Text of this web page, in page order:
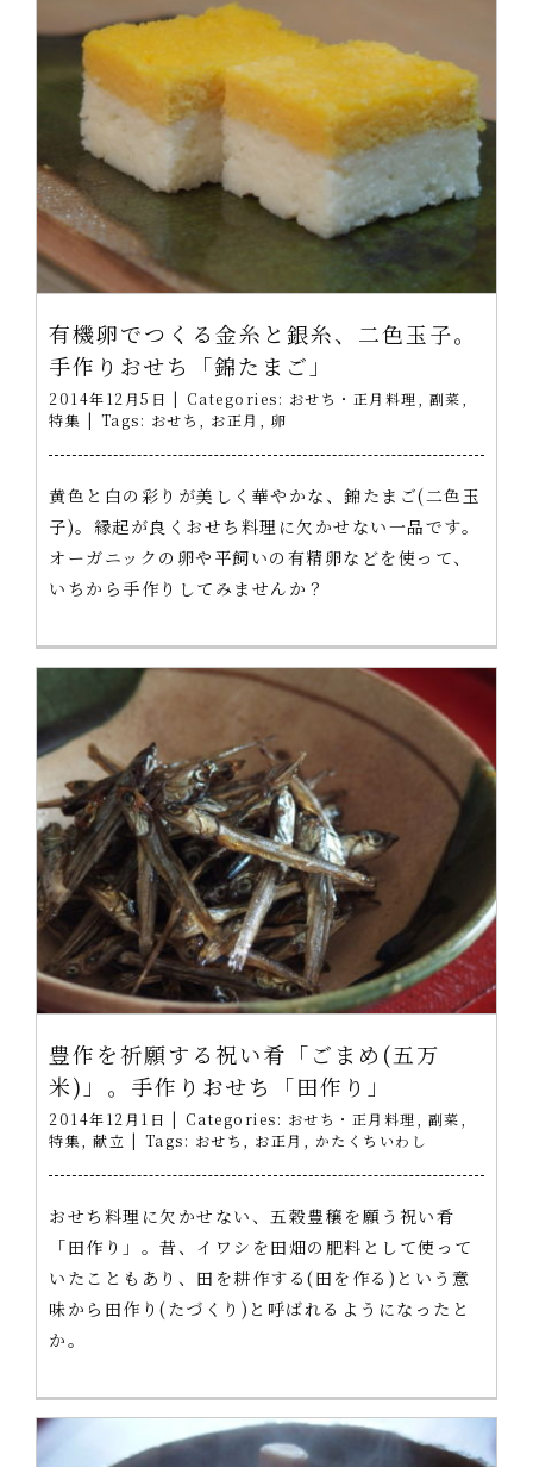
有機卵でつくる金糸と銀糸、二色玉子。
手作りおせち「錦たまご」
2014年12月5日 | Categories: おせち・正月料理 副菜
特集 | Tags: おせち お正月 卵
黄色と白の彩りが美しく華やかな、錦たまご(二色玉
子)。縁起が良くおせち料理に欠かせない一品です。
オーガニックの卵や平飼いの有精卵などを使って、
いちから手作りしてみませんか？
豊作を祈願する祝い肴「ごまめ(五万
米)」。手作りおせち「田作り」
2014年12月1日 | Categories: おせち・正月料理 副菜
特集
献立 | Tags: おせち お正月 かたくちいわし
おせち料理に欠かせない、五穀豊穣を願う祝い肴
「田作り」。昔、イワシを田畑の肥料として使って
いたこともあり、田を耕作する(田を作る)という意
味から田作り(たづくり)と呼ばれるようになったと
か。